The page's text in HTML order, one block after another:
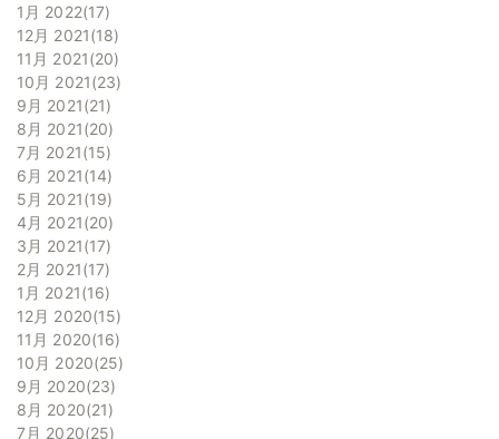
1月 2022 17
12月 2021 18
11月 2021 20
10月 2021 23
9月 2021 21
8月 2021 20
7月 2021 15
6月 2021 14
5月 2021 19
4月 2021 20
3月 2021 17
2月 2021 17
1月 2021 16
12月 2020 15
11月 2020 16
10月 2020 25
9月 2020 23
8月 2020 21
7月 2020 25